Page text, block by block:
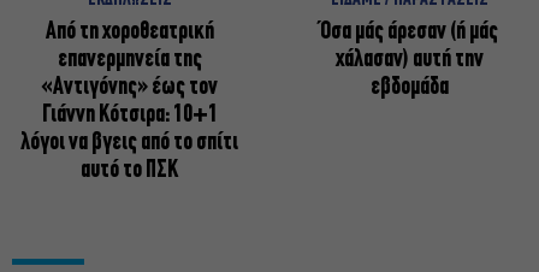
Από τη χοροθεατρική
επανερμηνεία της
«Αντιγόνης» έως τον
Γιάννη Κότσιρα: 10+1
λόγοι να βγεις από το σπίτι
αυτό το ΠΣΚ
Όσα μάς άρεσαν (ή μάς
χάλασαν) αυτή την
εβδομάδα